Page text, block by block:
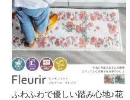
ふわふわで優しい踏み心地♪花